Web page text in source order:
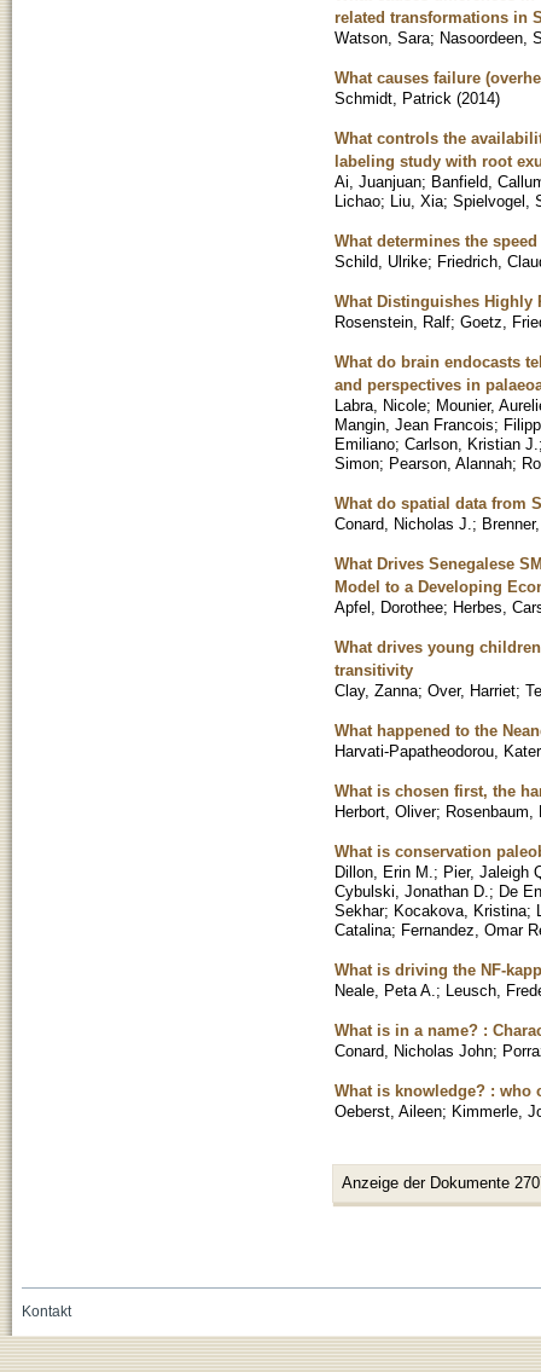
related transformations in
Watson, Sara; Nasoordeen,
What causes failure
Schmidt, Patrick (2014)
What controls the
labeling study with root
Ai, Juanjuan; Banfield,
Lichao; Liu, Xia; Spielvogel,
What determines the
Schild, Ulrike; Friedrich,
What Distinguishes Highly
Rosenstein, Ralf; Goetz,
What do brain endocasts
and perspectives in
Labra, Nicole; Mounier,
Mangin, Jean Francois;
Emiliano; Carlson, Kristian J.
Simon; Pearson, Alannah;
What do spatial data from
Conard, Nicholas J. ;
What Drives Senegalese
Model to a Developing
Apfel, Dorothee; Herbes,
What drives young
transitivity
Clay, Zanna; Over, Harriet;
What happened to the
Harvati-Papatheodorou,
What is chosen first, the
Herbort, Oliver; Rosenbaum,
What is conservation
Dillon, Erin M. ; Pier, Jaleigh
Cybulski, Jonathan D. ; De
Sekhar; Kocakova, Kristina;
Catalina; Fernandez, Omar
What is driving the NF-
Neale, Peta A. ; Leusch,
What is in a name? :
Conard, Nicholas John;
What is knowledge? : who
Oeberst, Aileen; Kimmerle,
Anzeige der Dokumente
Kontakt